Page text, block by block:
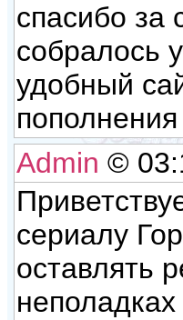
спасибо за
собралось
удобный
Admin ©
сериалу
оставлять